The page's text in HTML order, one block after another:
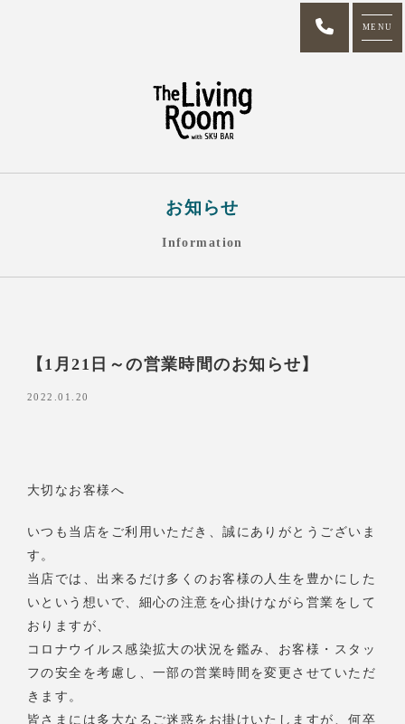
MENU
お知らせ
Information
【1月21日～の営業時間のお知らせ】
2022.01.20
大切なお客様へ
いつも当店をご利用いただき、誠にありがとうございま
す。
当店では、出来るだけ多くのお客様の人生を豊かにした
いという想いで、細心の注意を心掛けながら営業をして
おりますが、
コロナウイルス感染拡大の状況を鑑み、お客様・スタッ
フの安全を考慮し、一部の営業時間を変更させていただ
きます。
皆さまには多大なるご迷惑をお掛けいたしますが、何卒